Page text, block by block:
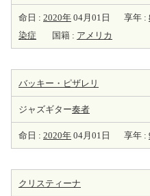
命日 : 2020年 04月01日 享年 :
染症
国籍 : アメリカ
バッキー・ピザレリ
ジャズギター奏者
命日 : 2020年 04月01日 享年 :
クリスティーナ